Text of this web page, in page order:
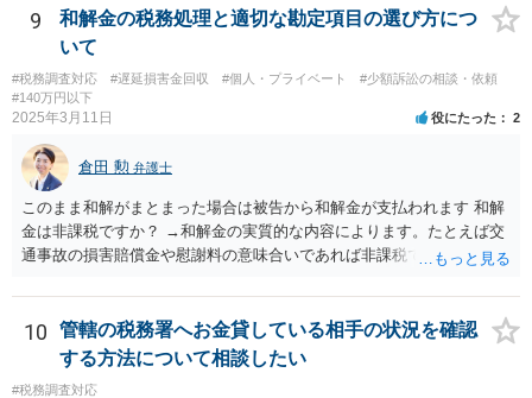
9
和解金の税務処理と適切な勘定項目の選び方につ
いて
#税務調査対応 #遅延損害金回収 #個人・プライベート
#少額訴訟の相談・依頼
#140万円以下
2025年3月11日 役にたった 2
倉田 勲 弁護士
このまま和解がまとまった場合は被告から和解金が支払われます 和解
金は非課税ですか？ →和解金の実質的な内容によります。たとえば交
通事故の損害賠償金や慰謝料の意味合いであれば非課税ですが、残業
会計の話であり、弁護士では専門外になります。 税務会計の専門家は
税理士又は会計士になりますので、正確なところは税理士などにご相
談ください。
10
管轄の税務署へお金貸している相手の状況を確認
する方法について相談したい
#税務調査対応